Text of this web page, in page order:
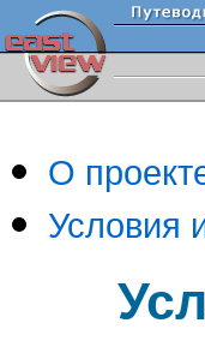
О
Условия